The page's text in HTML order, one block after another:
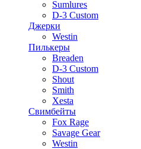
Sumlures
D-3 Custom
Джерки
Westin
Пилькеры
Breaden
D-3 Custom
Shout
Smith
Xesta
Свимбейты
Fox Rage
Savage Gear
Westin